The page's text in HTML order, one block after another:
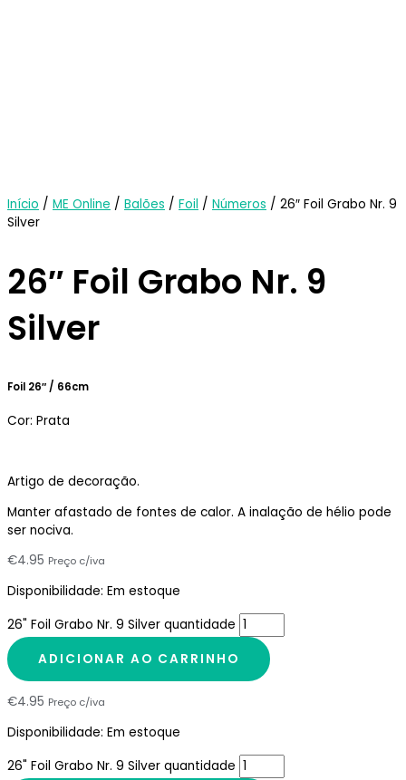
Início / ME Online / Balões / Foil / Números / 26″ Foil Grabo Nr. 9
Silver
26″ Foil Grabo Nr. 9
Silver
Foil 26″ / 66cm
Cor: Prata
Artigo de decoração.
Manter afastado de fontes de calor. A inalação de hélio pode
ser nociva.
€4.95 Preço c/iva
Disponibilidade: Em estoque
26" Foil Grabo Nr. 9 Silver quantidade
ADICIONAR AO CARRINHO
€4.95 Preço c/iva
Disponibilidade: Em estoque
26" Foil Grabo Nr. 9 Silver quantidade